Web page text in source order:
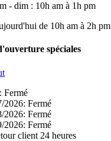
- dim : 10h am à 1h pm
de 10h am à 2h pm
spéciales
Fermé
2026: Fermé
2026: Fermé
2026: Fermé
client 24 heures